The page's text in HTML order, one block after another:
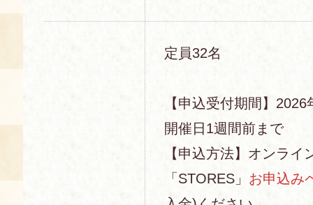
定員32名
【申込受付期間】
開催日1週間前まで
【申込方法】オンライ
「STORES」 お申込み